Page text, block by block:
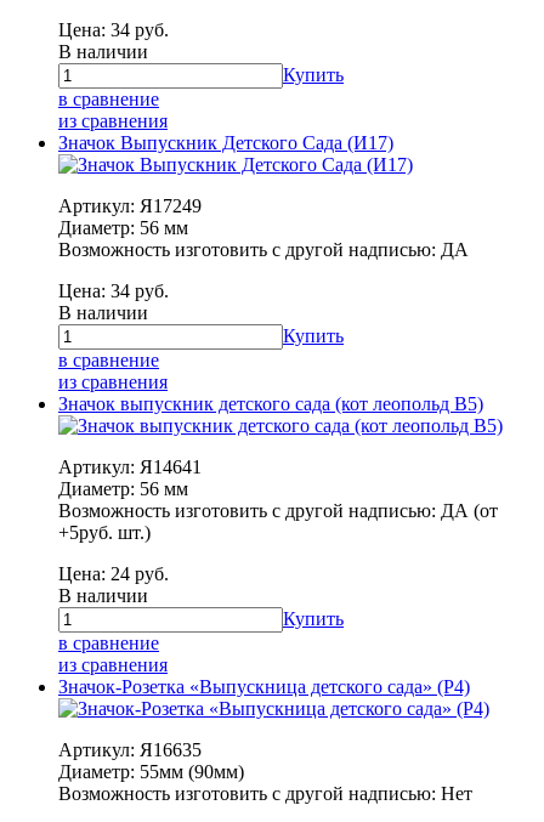
Цена: 34 руб.
В наличии
Купить
в сравнение
из сравнения
Значок Выпускник Детского Сада (И17)
Артикул: Я17249
Диаметр: 56 мм
Возможность изготовить с другой надписью: ДА
Цена: 34 руб.
В наличии
Купить
в сравнение
из сравнения
Значок выпускник детского сада (кот леопольд В5)
Артикул: Я14641
Диаметр: 56 мм
Возможность изготовить с другой надписью: ДА (от
+5руб. шт.)
Цена: 24 руб.
В наличии
Купить
в сравнение
из сравнения
Значок-Розетка «Выпускница детского сада» (Р4)
Артикул: Я16635
Диаметр: 55мм (90мм)
Возможность изготовить с другой надписью: Нет